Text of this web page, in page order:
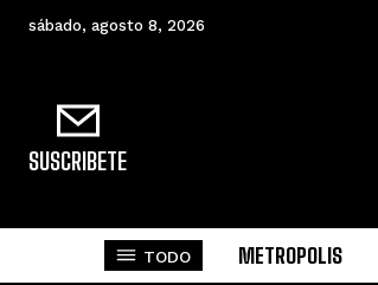
sábado, agosto 8, 2026
SUSCRIBETE
TODO METROPOLIS